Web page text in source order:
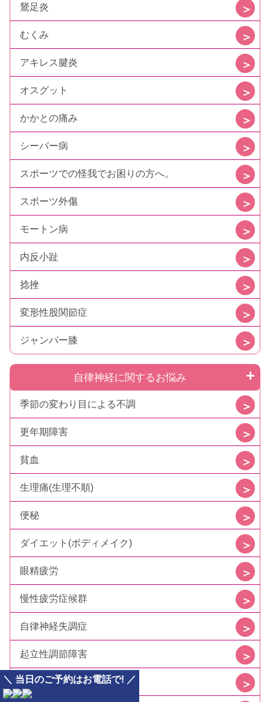
鵞足炎
むくみ
アキレス腱炎
オスグット
かかとの痛み
シーバー病
スポーツでの怪我でお困りの方へ。
スポーツ外傷
モートン病
内反小趾
捻挫
変形性股関節症
ジャンパー膝
自律神経に関するお悩み
季節の変わり目による不調
更年期障害
貧血
生理痛(生理不順)
便秘
ダイエット(ボディメイク)
眼精疲労
慢性疲労症候群
自律神経失調症
起立性調節障害
不眠症
＼ 当日のご予約はお電話で! ／